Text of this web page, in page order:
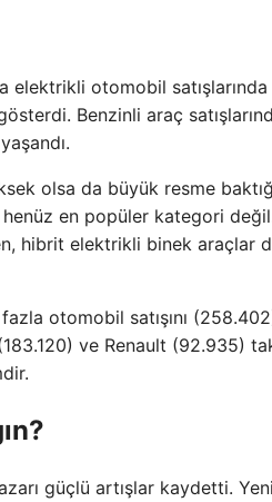
elektrikli otomobil
Benzinli araç
olsa da büyük resme
en popüler kategori
hibrit elektrikli binek araçlar
fazla otomobil satışını
ve Renault (92.935)
güçlü artışlar kaydetti.